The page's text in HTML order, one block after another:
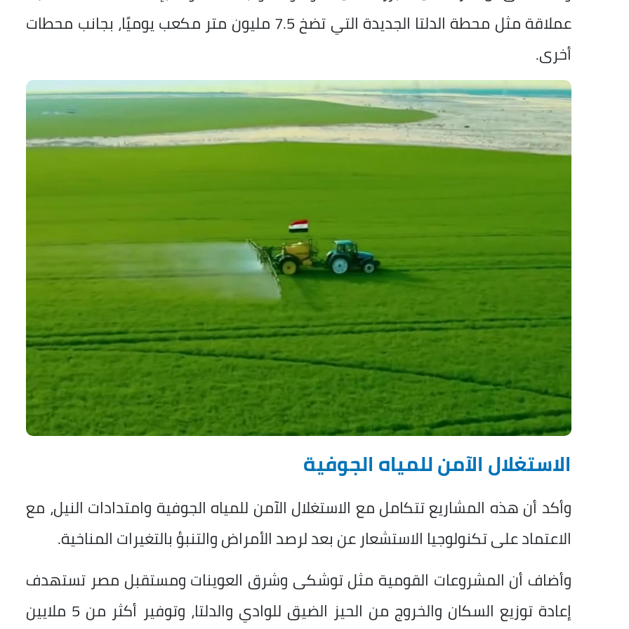
عملاقة مثل محطة الدلتا الجديدة التي تضخ 7.5 مليون متر مكعب يوميًا، بجانب محطات
أخرى.
الاستغلال الآمن للمياه الجوفية
وأكد أن هذه المشاريع تتكامل مع الاستغلال الآمن للمياه الجوفية وامتدادات النيل، مع
الاعتماد على تكنولوجيا الاستشعار عن بعد لرصد الأمراض والتنبؤ بالتغيرات المناخية.
وأضاف أن المشروعات القومية مثل توشكى وشرق العوينات ومستقبل مصر تستهدف
إعادة توزيع السكان والخروج من الحيز الضيق للوادي والدلتا، وتوفير أكثر من 5 ملايين